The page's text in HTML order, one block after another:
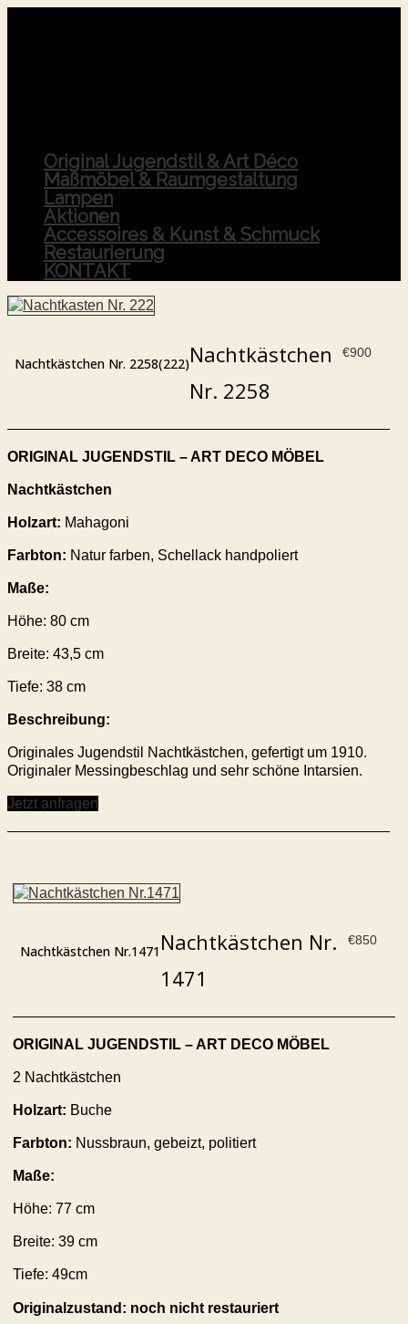
Original Jugendstil & Art Déco
Maßmöbel & Raumgestaltung
Lampen
Aktionen
Accessoires & Kunst & Schmuck
Restaurierung
KONTAKT
Nachtkästchen Nr. 2258(222)
€900
Nachtkästchen
Nr. 2258
ORIGINAL JUGENDSTIL – ART DECO MÖBEL
Nachtkästchen
Holzart: Mahagoni
Farbton: Natur farben, Schellack handpoliert
Maße:
Höhe: 80 cm
Breite: 43,5 cm
Tiefe: 38 cm
Beschreibung:
Originales Jugendstil Nachtkästchen, gefertigt um 1910.
Originaler Messingbeschlag und sehr schöne Intarsien.
Jetzt anfragen
Nachtkästchen Nr.1471
€850
Nachtkästchen Nr.
1471
ORIGINAL JUGENDSTIL – ART DECO MÖBEL
2 Nachtkästchen
Holzart: Buche
Farbton: Nussbraun, gebeizt, politiert
Maße:
Höhe: 77 cm
Breite: 39 cm
Tiefe: 49cm
Originalzustand: noch nicht restauriert